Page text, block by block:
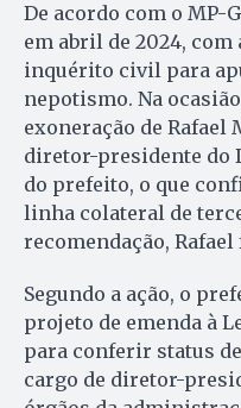
De acordo com o MP-
em abril de 2024,
inquérito civil para
nepotismo. Na
exoneração de Rafael
diretor-presidente do
do prefeito, o que
linha colateral de
recomendação,
Segundo a ação, o
projeto de emenda à
para conferir status
cargo de diretor-